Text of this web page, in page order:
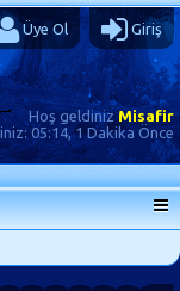
Üye Ol Giriş
Hoş geldinizMisafir
05:14, 1 Dakika Önce